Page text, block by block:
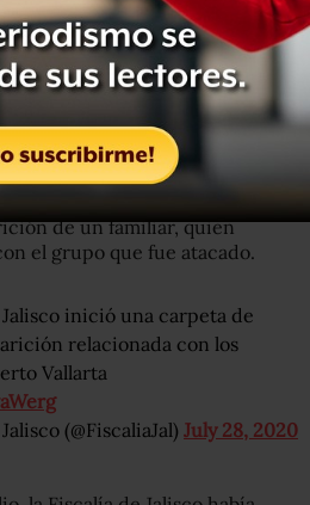
persona se presentó ante la
Personas Desaparecidas, quien
de un familiar, quien
el grupo que fue atacado.
inició una carpeta de
relacionada con los
Vallarta
(@FiscaliaJal) July 28, 2020